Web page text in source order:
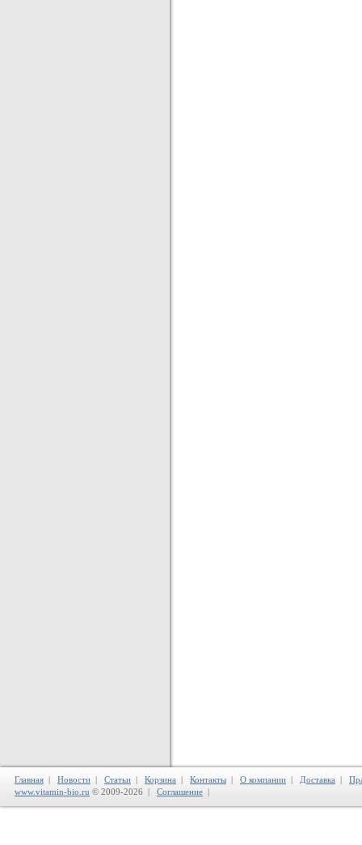
Главная | Новости | Статьи | Корзина | Контакты | О компании | Доставка |
www.vitamin-bio.ru © 2009-2026 | Соглашение |